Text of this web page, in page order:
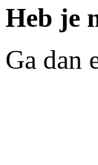
Heb je
Ga dan